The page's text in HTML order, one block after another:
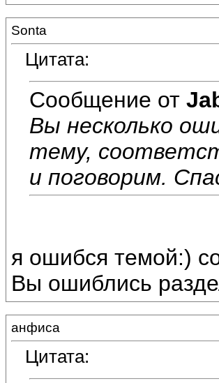
Sonta
Цитата:
Сообщение от
Вы несколько
тему,
и поговорим.
я ошибся темой:)
Вы ошиблись
анфиса
Цитата: